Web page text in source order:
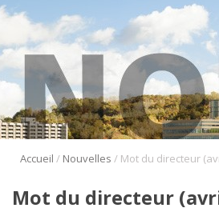
Accueil / Nouvelles / Mot du directeur
Mot du directeur